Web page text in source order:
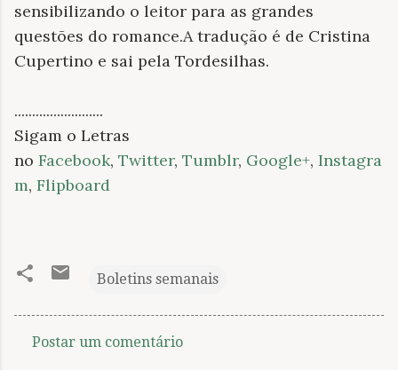
sensibilizando o leitor para as grandes
questões do romance.A tradução é de Cristina
Cupertino e sai pela Tordesilhas.
.........................
Sigam o Letras
no Facebook, Twitter, Tumblr, Google+, Instagra
m, Flipboard
Boletins semanais
Postar um comentário